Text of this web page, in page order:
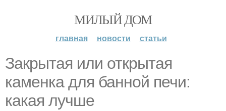
МИЛЫЙ ДОМ
главная новости статьи
Закрытая или открытая
каменка для банной печи:
какая лучше